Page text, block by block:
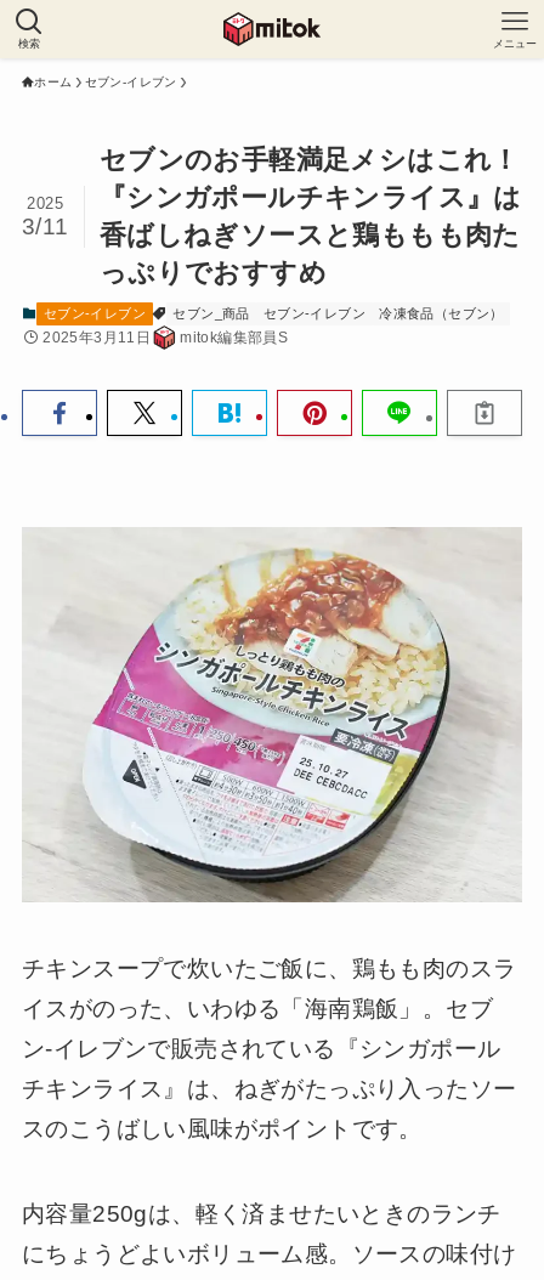
検索 メニュー
ホーム セブン-イレブン
セブンのお手軽満足メシはこれ！
『シンガポールチキンライス』は
香ばしねぎソースと鶏ももも肉た
っぷりでおすすめ
2025
3/11
セブン-イレブン セブン_商品 セブン-イレブン 冷凍食品（セブン）
2025年3月11日 mitok編集部員S
チキンスープで炊いたご飯に、鶏もも肉のスラ
イスがのった、いわゆる「海南鶏飯」。セブ
ン-イレブンで販売されている『シンガポール
チキンライス』は、ねぎがたっぷり入ったソー
スのこうばしい風味がポイントです。
内容量250gは、軽く済ませたいときのランチ
にちょうどよいボリューム感。ソースの味付け